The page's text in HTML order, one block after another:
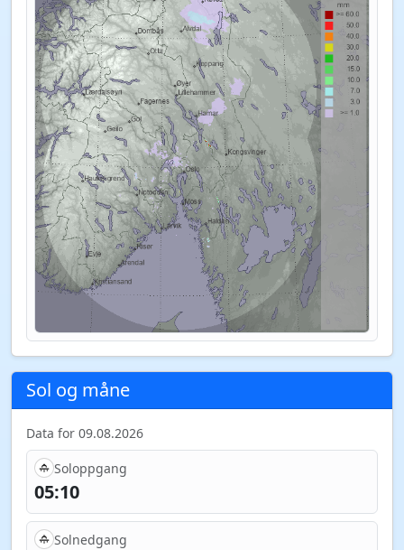
Sol og måne
Data for 09.08.2026
Soloppgang
05:10
Solnedgang